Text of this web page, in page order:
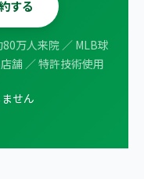
する
万人来院 ／ MLB球
舗 ／ 特許技術使用
せん